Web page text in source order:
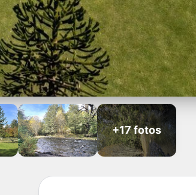
+17 fotos